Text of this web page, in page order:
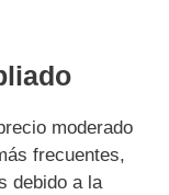
moderado
frecuentes,
debido a la